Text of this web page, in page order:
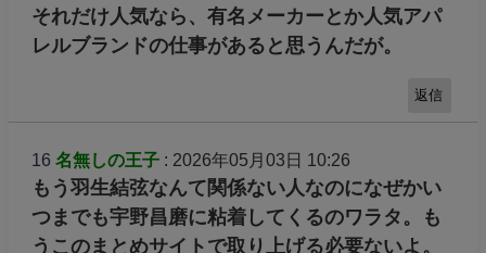
それだけ人気なら、有名メーカーとか人気アパ
レルブランドの仕事があると思うんだが。
返信
16 名無しの王子: 2026年05月03日 10:26
もう羽生結弦なんて関係ない人なのになぜかい
つまでも宇野昌磨に粘着してくるのワラタ。も
うこのまとめサイトで取り上げる必要ないよ。